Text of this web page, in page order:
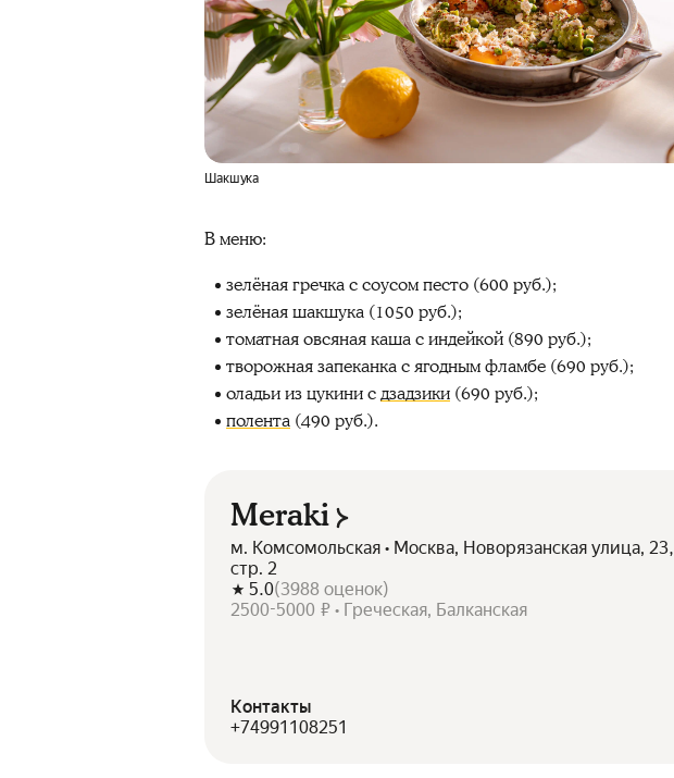
Шакшука
В меню:
зелёная гречка с соусом песто (600 руб.);
зелёная шакшука (1050 руб.);
томатная овсяная каша с индейкой (890 руб.);
творожная запеканка с ягодным фламбе (690 руб.);
оладьи из цукини сдзадзики (690 руб.);
полента (490 руб.).
Meraki
м. Комсомольская • Москва, Новорязанская улица, 23,
стр. 2
5.0(3988 оценок)
2500-5000 ₽ • Греческая, Балканская
Контакты
+74991108251